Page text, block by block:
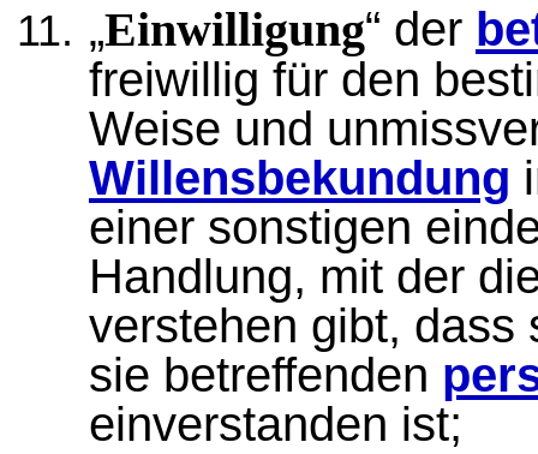
„Einwilligung“ der
freiwillig für den
Weise und
Willensbekundung
einer sonstigen
Handlung, mit der
verstehen gibt,
sie betreffenden
einverstanden ist;